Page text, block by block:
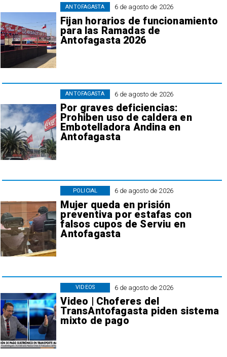
6 de agosto de 2026
Fijan horarios de funcionamiento
para las Ramadas de
Antofagasta 2026
ANTOFAGASTA
6 de agosto de 2026
Por graves deficiencias:
Prohiben uso de caldera en
Embotelladora Andina en
Antofagasta
ANTOFAGASTA
6 de agosto de 2026
Mujer queda en prisión
preventiva por estafas con
falsos cupos de Serviu en
Antofagasta
POLICIAL
6 de agosto de 2026
Video | Choferes del
TransAntofagasta piden sistema
mixto de pago
VIDEOS